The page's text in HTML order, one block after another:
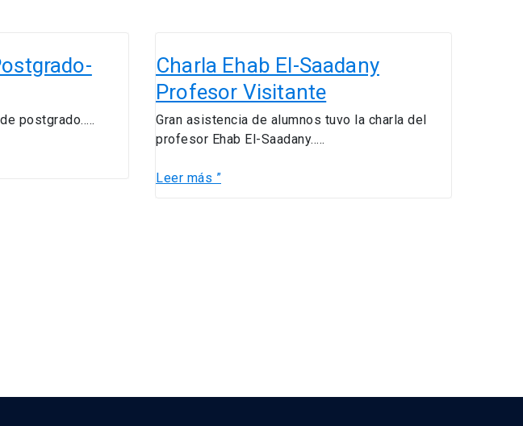
postgrado…..
Charla Ehab El-Saadany
Profesor Visitante
Gran asistencia de alumnos tuvo la charla del
profesor Ehab El-Saadany…..
Ehab
El-
Saadany
Profesor
Visitante
Leer más ”